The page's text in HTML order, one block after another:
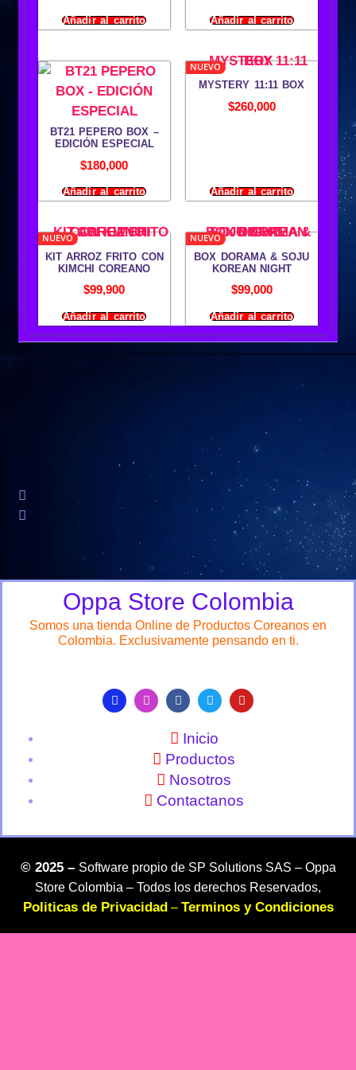
Añadir al carrito Añadir al carrito
BT21 PEPERO BOX –
EDICIÓN ESPECIAL
$180,000
Añadir al carrito
NUEVO
MYSTERY 11:11 BOX
$260,000
Añadir al carrito
NUEVO
KIT ARROZ FRITO CON
KIMCHI COREANO
$99,900
Añadir al carrito
NUEVO
BOX DORAMA & SOJU
KOREAN NIGHT
$99,000
Añadir al carrito
Oppa Store Colombia
Somos una tienda Online de Productos Coreanos en
Colombia. Exclusivamente pensando en ti.
Inicio
Productos
Nosotros
Contactanos
©2025 – Software propio de SP Solutions SAS – Oppa
Store Colombia – Todos los derechos Reservados,
Politicas de Privacidad – Terminos y Condiciones